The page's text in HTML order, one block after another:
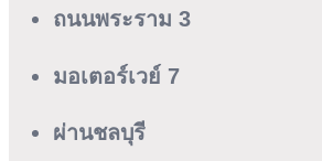
ถนนพระราม 3
มอเตอร์เวย์ 7
ผ่านชลบุรี